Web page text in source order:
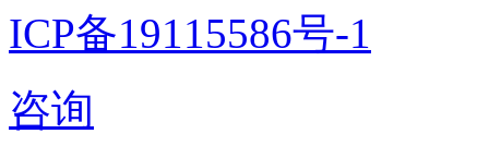
ICP备19115586号-1
咨询